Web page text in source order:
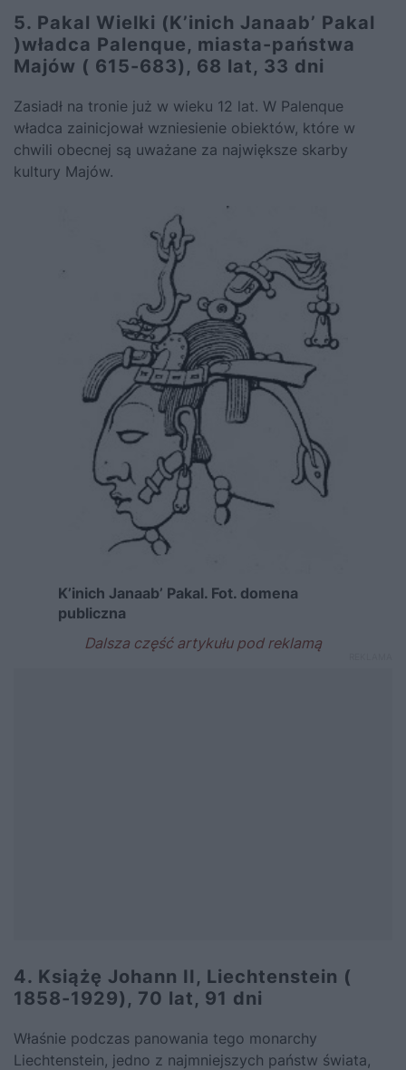
5. Pakal Wielki (K’inich Janaab’ Pakal
)władca Palenque, miasta-państwa
Majów ( 615-683), 68 lat, 33 dni
Zasiadł na tronie już w wieku 12 lat. W Palenque
władca zainicjował wzniesienie obiektów, które w
chwili obecnej są uważane za największe skarby
kultury Majów.
K’inich Janaab’ Pakal. Fot. domena
publiczna
4. Książę Johann II, Liechtenstein (
1858-1929), 70 lat, 91 dni
Właśnie podczas panowania tego monarchy
Liechtenstein, jedno z najmniejszych państw świata,